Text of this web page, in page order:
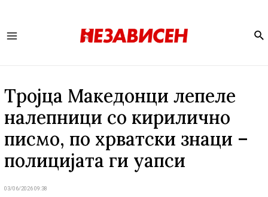
Тројца Македонци лепеле
налепници со кирилично
писмо, по хрватски знаци –
полицијата ги уапси
03/06/2026 09:38